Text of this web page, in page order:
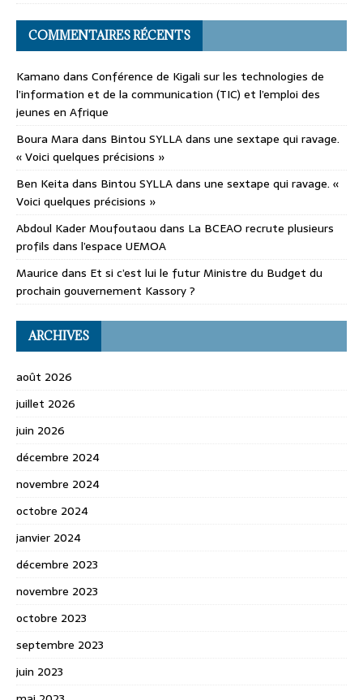
COMMENTAIRES RÉCENTS
Kamano dans Conférence de Kigali sur les technologies de
l’information et de la communication (TIC) et l’emploi des
jeunes en Afrique
Boura Mara dans Bintou SYLLA dans une sextape qui ravage.
« Voici quelques précisions »
Ben Keita dans Bintou SYLLA dans une sextape qui ravage. «
Voici quelques précisions »
Abdoul Kader Moufoutaou dans La BCEAO recrute plusieurs
profils dans l’espace UEMOA
Maurice dans Et si c’est lui le futur Ministre du Budget du
prochain gouvernement Kassory ?
ARCHIVES
août 2026
juillet 2026
juin 2026
décembre 2024
novembre 2024
octobre 2024
janvier 2024
décembre 2023
novembre 2023
octobre 2023
septembre 2023
juin 2023